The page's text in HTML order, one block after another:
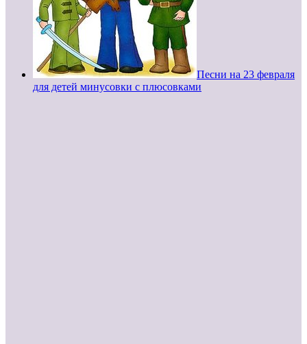
Песни на 23 февраля
для детей минусовки с плюсовками